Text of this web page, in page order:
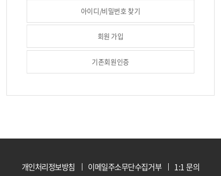
아이디/비밀번호 찾기
회원 가입
기존회원인증
개인처리정보방침 이메일주소무단수집거부 1:1 문의